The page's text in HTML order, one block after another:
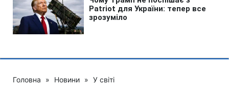
Головна » Новини » У світі